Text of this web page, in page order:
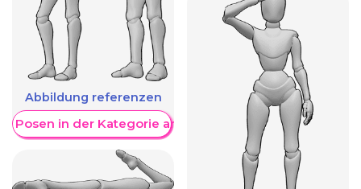
Abbildung referenzen
Posen in der Kategorie anzeigen